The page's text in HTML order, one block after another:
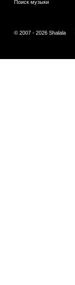
Поиск музыки
© 2007 - 2026 Shalala